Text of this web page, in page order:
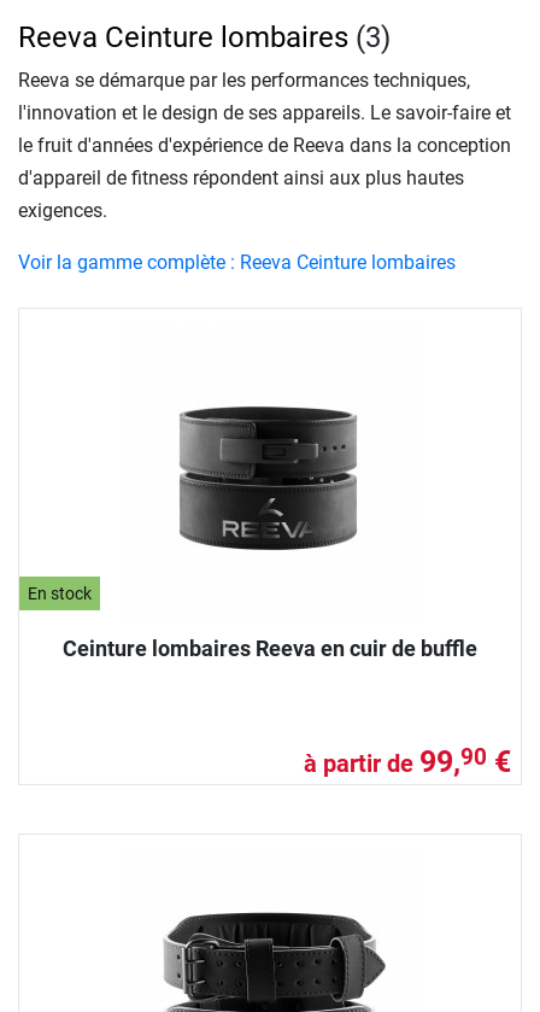
En stock
Ceinture lombaires Reeva en cuir de buffle
à partir de 99,90 €
Reeva Ceinture lombaires (3)
Reeva se démarque par les performances techniques,
l'innovation et le design de ses appareils. Le savoir-faire et
le fruit d'années d'expérience de Reeva dans la conception
d'appareil de fitness répondent ainsi aux plus hautes
exigences.
Voir la gamme complète : Reeva Ceinture lombaires